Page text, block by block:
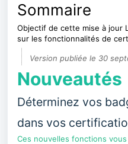
Sommaire
Objectif de cette mise à jour
sur les fonctionnalités de
Version publiée le 30
Nouveautés
Déterminez vos
dans vos
Ces nouvelles fonctions